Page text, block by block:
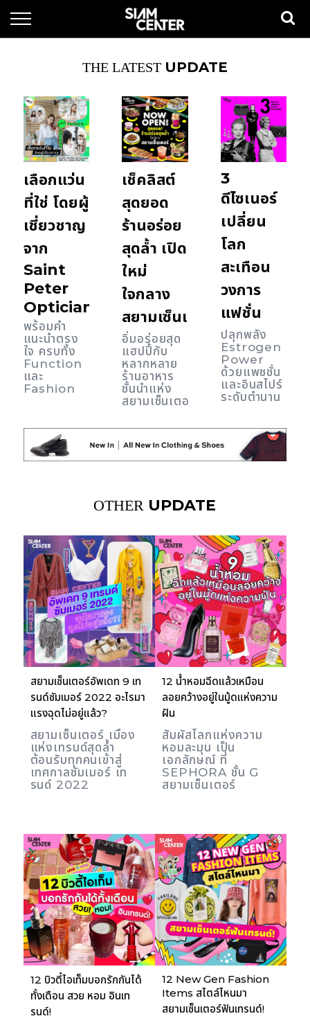
THE LATEST UPDATE
เลือกแว่น
ที่ใช่ โดยผู้
เชี่ยวชาญ
จาก
Saint
Peter
Opticians
พร้อมคำ
แนะนำตรง
ใจ ครบทั้ง
Function
และ
Fashion
เช็คลิสต์
สุดยอด
ร้านอร่อย
สุดล้ำ เปิด
ใหม่
ใจกลาง
สยามเซ็นเตอร์
อิ่มอร่อยสุด
แฮปปี้กับ
หลากหลาย
ร้านอาหาร
ชั้นนำแห่ง
สยามเซ็นเตอร์
3
ดีไซเนอร์
เปลี่ยน
โลก
สะเทือน
วงการ
แฟชั่น
ปลุกพลัง
Estrogen
Power
ด้วยแพชชั่น
และอินสไปร์
ระดับตำนาน
OTHER UPDATE
สยามเซ็นเตอร์อัพเดท 9 เท
รนด์ซัมเมอร์ 2022 อะไรมา
แรงฉุดไม่อยู่แล้ว?
สยามเซ็นเตอร์ เมือง
แห่งเทรนด์สุดล้ำ
ต้อนรับทุกคนเข้าสู่
เทศกาลซัมเมอร์ เท
รนด์ 2022
12 น้ำหอมฉีดแล้วเหมือน
ลอยคว้างอยู่ในมู้ดแห่งความ
ฝัน
สัมผัสโลกแห่งความ
หอมละมุน เป็น
เอกลักษณ์ ที่
SEPHORA ชั้น G
สยามเซ็นเตอร์
12 บิวตี้ไอเท็มบอกรักกันได้
ทั้งเดือน สวย หอม อินเท
รนด์!
12 New Gen Fashion
Items สไตล์ไหนมา
สยามเซ็นเตอร์ฟันเทรนด์!